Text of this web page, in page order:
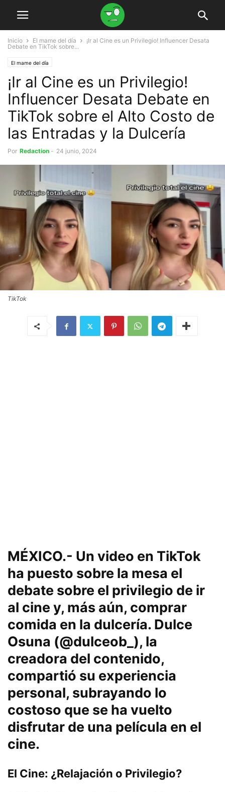
Inicio El mame del día
¡Ir al Cine es un Privilegio! Influencer Desata
Debate en TikTok sobre...
El mame del día
¡Ir al Cine es un Privilegio!
Influencer Desata Debate en
TikTok sobre el Alto Costo de
las Entradas y la Dulcería
Por Redaction - 24 junio, 2024
TikTok
MÉXICO.- Un video en TikTok
ha puesto sobre la mesa el
debate sobre el privilegio de ir
al cine y, más aún, comprar
comida en la dulcería. Dulce
Osuna (@dulceob_), la
creadora del contenido,
compartió su experiencia
personal, subrayando lo
costoso que se ha vuelto
disfrutar de una película en el
cine.
El Cine: ¿Relajación o Privilegio?